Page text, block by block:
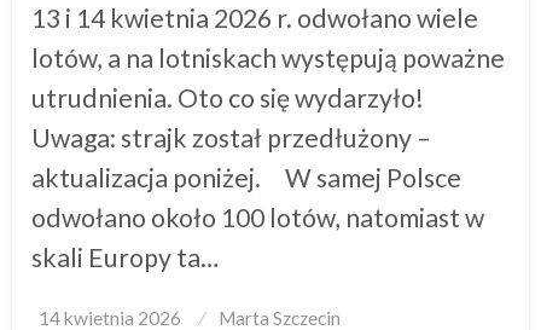
13 i 14 kwietnia 2026 r. odwołano wiele
lotów, a na lotniskach występują poważne
utrudnienia. Oto co się wydarzyło!
Uwaga: strajk został przedłużony –
aktualizacja poniżej. W samej Polsce
odwołano około 100 lotów, natomiast w
skali Europy ta…
Posted
14 kwietnia 2026 Marta Szczecin